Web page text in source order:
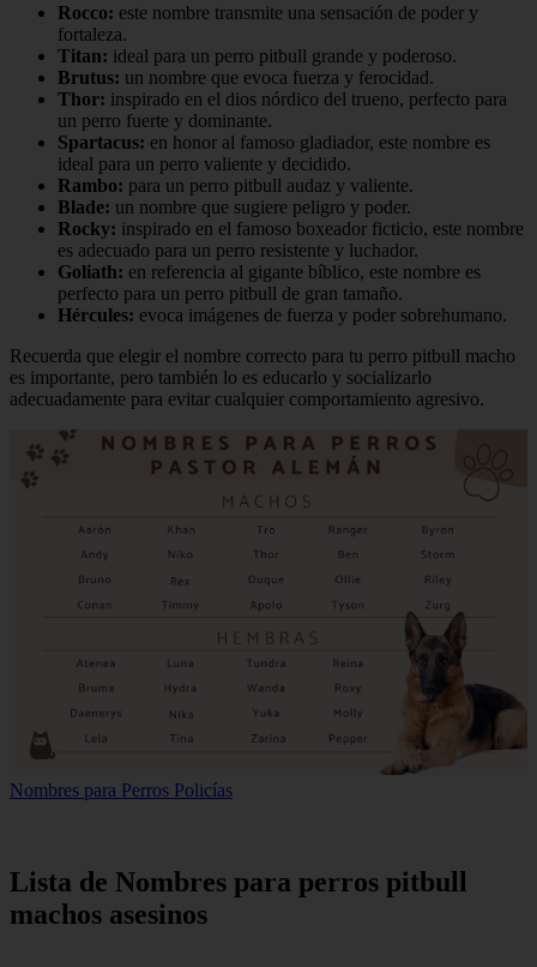
Rocco: este nombre transmite una sensación de poder y
fortaleza.
Titan: ideal para un perro pitbull grande y poderoso.
Brutus: un nombre que evoca fuerza y ferocidad.
Thor: inspirado en el dios nórdico del trueno, perfecto para
un perro fuerte y dominante.
Spartacus: en honor al famoso gladiador, este nombre es
ideal para un perro valiente y decidido.
Rambo: para un perro pitbull audaz y valiente.
Blade: un nombre que sugiere peligro y poder.
Rocky: inspirado en el famoso boxeador ficticio, este nombre
es adecuado para un perro resistente y luchador.
Goliath: en referencia al gigante bíblico, este nombre es
perfecto para un perro pitbull de gran tamaño.
Hércules: evoca imágenes de fuerza y poder sobrehumano.
Recuerda que elegir el nombre correcto para tu perro pitbull macho
es importante, pero también lo es educarlo y socializarlo
adecuadamente para evitar cualquier comportamiento agresivo.
Nombres para Perros Policías
Lista de Nombres para perros pitbull
machos asesinos